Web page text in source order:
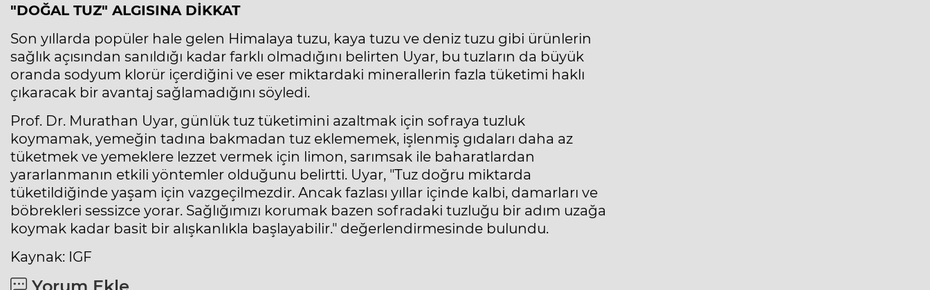
"DOĞAL TUZ" ALGISINA DİKKAT
Son yıllarda popüler hale gelen Himalaya tuzu, kaya tuzu ve deniz tuzu gibi ürünlerin
sağlık açısından sanıldığı kadar farklı olmadığını belirten Uyar, bu tuzların da büyük
oranda sodyum klorür içerdiğini ve eser miktardaki minerallerin fazla tüketimi haklı
çıkaracak bir avantaj sağlamadığını söyledi.
Prof. Dr. Murathan Uyar, günlük tuz tüketimini azaltmak için sofraya tuzluk
koymamak, yemeğin tadına bakmadan tuz eklememek, işlenmiş gıdaları daha az
tüketmek ve yemeklere lezzet vermek için limon, sarımsak ile baharatlardan
yararlanmanın etkili yöntemler olduğunu belirtti. Uyar, "Tuz doğru miktarda
tüketildiğinde yaşam için vazgeçilmezdir. Ancak fazlası yıllar içinde kalbi, damarları ve
böbrekleri sessizce yorar. Sağlığımızı korumak bazen sofradaki tuzluğu bir adım uzağa
koymak kadar basit bir alışkanlıkla başlayabilir." değerlendirmesinde bulundu.
Kaynak: IGF